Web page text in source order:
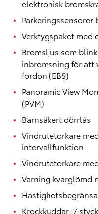
elektronisk
Parkeringssensorer
Verktygspaket med
Bromsljus som
inbromsning för att
fordon (EBS)
Panoramic View
(PVM)
Barnsäkert dörrlås
Vindrutetorkare
intervallfunktion
Vindrutetorkare
Varning kvarglömd
Krockkuddar, 7